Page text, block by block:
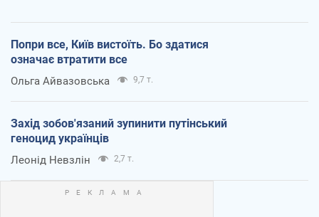
Попри все, Київ вистоїть. Бо здатися
означає втратити все
Ольга Айвазовська 9,7 т.
Захід зобов'язаний зупинити путінський
геноцид українців
Леонід Невзлін 2,7 т.